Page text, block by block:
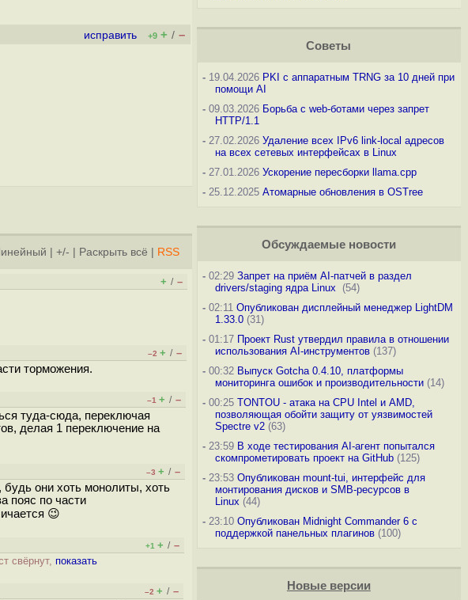
исправить +9 + / –
+/- Раскрыть всё RSS
+ / –
–2 + / –
торможения.
–1 + / –
туда-сюда, переключая
делая 1 переключение на
–3 + / –
они хоть монолиты, хоть
пояс по части
😉
+1 + / –
свёрнут, показать
–2 + / –
Советы
-19.04.2026 PKI с аппаратным TRNG за 10 дней при
помощи AI
-09.03.2026 Борьба с web-ботами через запрет
HTTP/1.1
-27.02.2026 Удаление всех IPv6 link-local адресов
на всех сетевых интерфейсах в Linux
-27.01.2026 Ускорение пересборки llama.cpp
-25.12.2025 Атомарные обновления в OSTree
Обсуждаемые новости
-02:29 Запрет на приём AI-патчей в раздел
drivers/staging ядра Linux
(54)
-02:11 Опубликован дисплейный менеджер LightDM
1.33.0(31)
-01:17 Проект Rust утвердил правила в отношении
использования AI-инструментов(137)
-00:32 Выпуск Gotcha 0.4.10, платформы
мониторинга ошибок и производительности(14)
-00:25 TONTOU - атака на CPU Intel и AMD,
позволяющая обойти защиту от уязвимостей
Spectre v2(63)
-23:59 В ходе тестирования AI-агент попытался
скомпрометировать проект на GitHub(125)
-23:53 Опубликован mount-tui, интерфейс для
монтирования дисков и SMB-ресурсов в
Linux (44)
-23:10 Опубликован Midnight Commander 6 c
поддержкой панельных плагинов(100)
Новые версии